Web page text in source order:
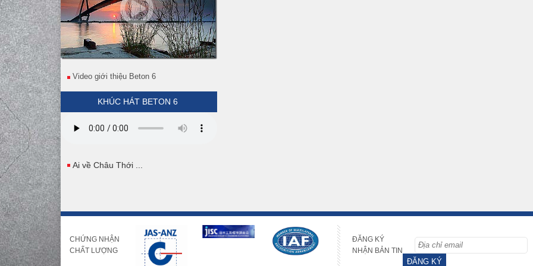
Video giới thiệu Beton 6
KHÚC HÁT BETON 6
Ai về Châu Thới ...
CHỨNG NHẬN
CHẤT LƯỢNG
ĐĂNG KÝ
NHẬN BẢN TIN
ĐĂNG KÝ